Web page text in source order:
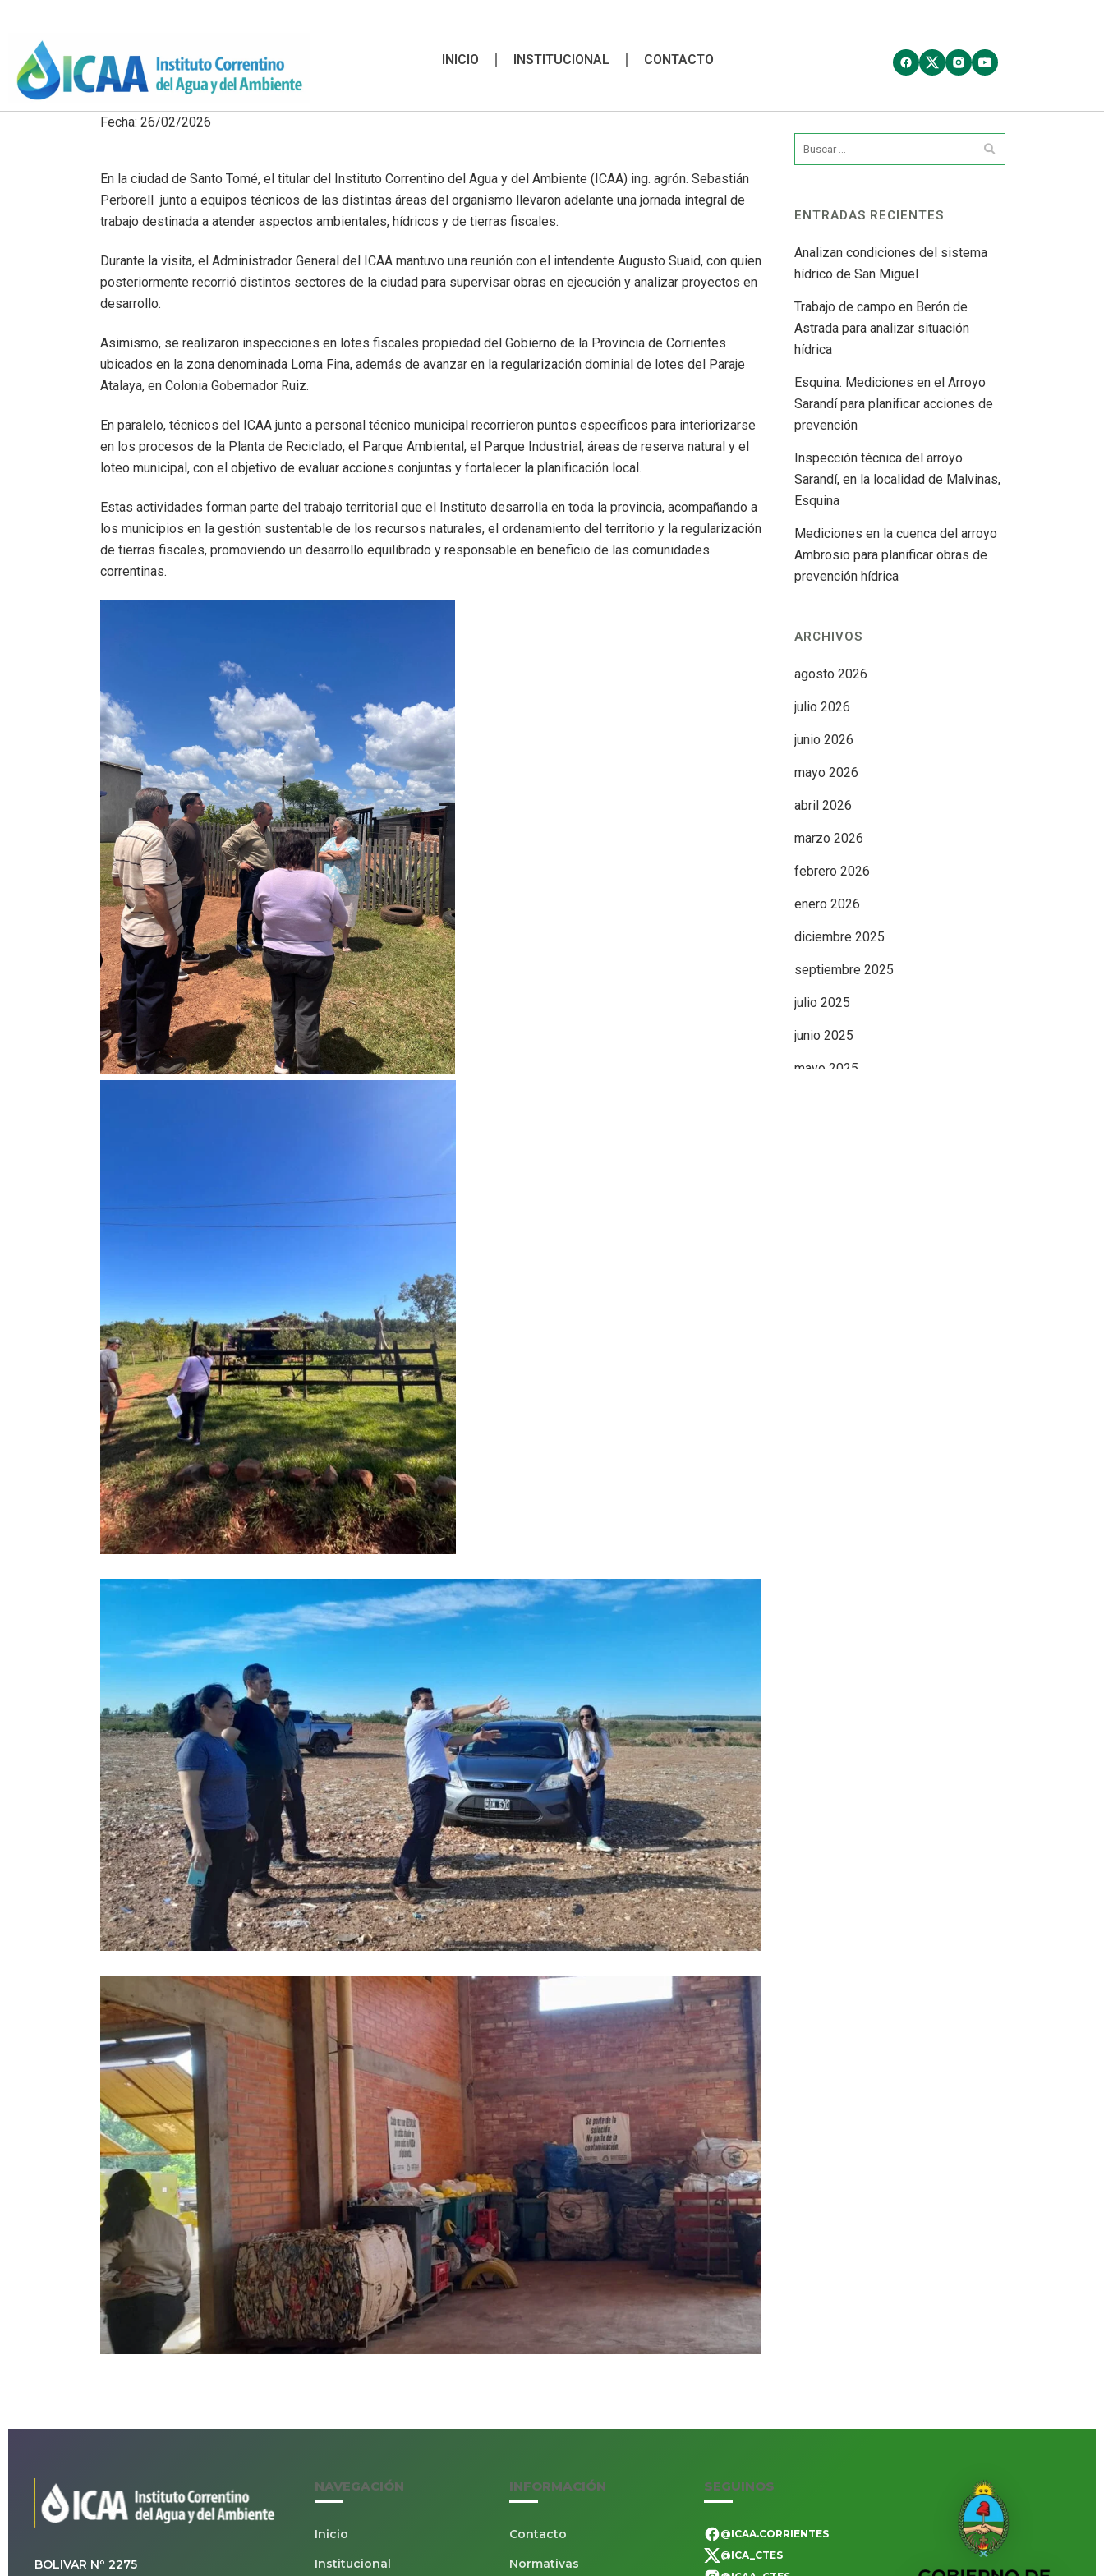
INICIO INSTITUCIONAL CONTACTO
Fecha: 26/02/2026
En la ciudad de Santo Tomé, el titular del Instituto Correntino del Agua y del Ambiente (ICAA) ing. agrón. Sebastián
Perborell junto a equipos técnicos de las distintas áreas del organismo llevaron adelante una jornada integral de
trabajo destinada a atender aspectos ambientales, hídricos y de tierras fiscales.
Durante la visita, el Administrador General del ICAA mantuvo una reunión con el intendente Augusto Suaid, con quien
posteriormente recorrió distintos sectores de la ciudad para supervisar obras en ejecución y analizar proyectos en
desarrollo.
Asimismo, se realizaron inspecciones en lotes fiscales propiedad del Gobierno de la Provincia de Corrientes
ubicados en la zona denominada Loma Fina, además de avanzar en la regularización dominial de lotes del Paraje
Atalaya, en Colonia Gobernador Ruiz.
En paralelo, técnicos del ICAA junto a personal técnico municipal recorrieron puntos específicos para interiorizarse
en los procesos de la Planta de Reciclado, el Parque Ambiental, el Parque Industrial, áreas de reserva natural y el
loteo municipal, con el objetivo de evaluar acciones conjuntas y fortalecer la planificación local.
Estas actividades forman parte del trabajo territorial que el Instituto desarrolla en toda la provincia, acompañando a
los municipios en la gestión sustentable de los recursos naturales, el ordenamiento del territorio y la regularización
de tierras fiscales, promoviendo un desarrollo equilibrado y responsable en beneficio de las comunidades
correntinas.
ENTRADAS RECIENTES
Analizan condiciones del sistema
hídrico de San Miguel
Trabajo de campo en Berón de
Astrada para analizar situación
hídrica
Esquina. Mediciones en el Arroyo
Sarandí para planificar acciones de
prevención
Inspección técnica del arroyo
Sarandí, en la localidad de Malvinas,
Esquina
Mediciones en la cuenca del arroyo
Ambrosio para planificar obras de
prevención hídrica
ARCHIVOS
agosto 2026
julio 2026
junio 2026
mayo 2026
abril 2026
marzo 2026
febrero 2026
enero 2026
diciembre 2025
septiembre 2025
julio 2025
junio 2025
mayo 2025
BOLIVAR Nº 2275
NAVEGACIÓN
Inicio
Institucional
INFORMACIÓN
Contacto
Normativas
SEGUINOS
@ICAA.CORRIENTES
@ICA_CTES